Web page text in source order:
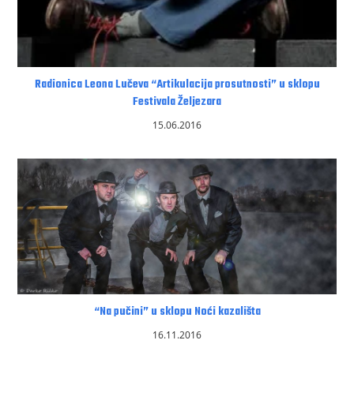
Radionica Leona Lučeva “Artikulacija prosutnosti” u sklopu
Festivala Željezara
15.06.2016
“Na pučini” u sklopu Noći kazališta
16.11.2016